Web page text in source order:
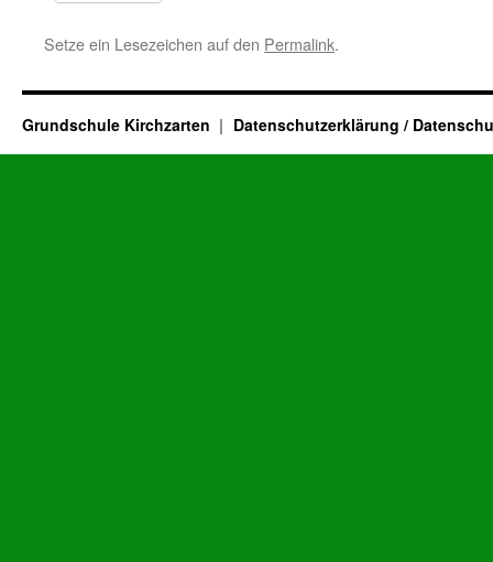
Setze ein Lesezeichen auf den Permalink.
Grundschule Kirchzarten Datenschutzerklärung /